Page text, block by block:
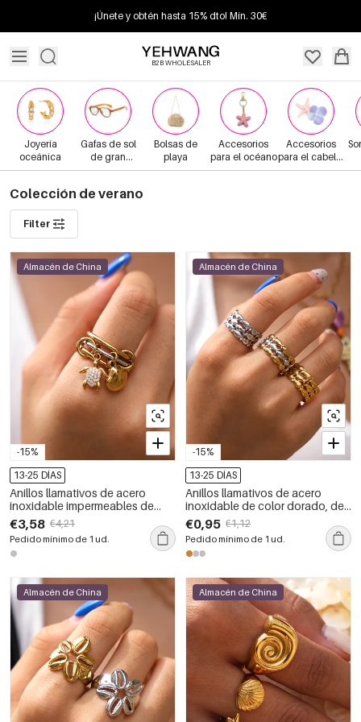
¡Únete y obtén hasta 15% dto! Mín. 30€
B2B WHOLESALER
Joyería
oceánica
Gafas de sol
de gran
tamaño
Bolsas de
playa
Accesorios
para el océano
Accesorios
para el cabello
de verano
Colección de verano
Filter
-15%
Almacén de China
13-25 DÍAS
Anillos llamativos de acero
inoxidable impermeables de
color dorado de la serie Simple
Daily Animal Shell.
€3,58 €4,21
Pedido mínimo de 1 ud.
-15%
Almacén de China
13-25 DÍAS
Anillos llamativos de acero
inoxidable de color dorado, de
forma irregular y diseño sencillo,
de la serie Simple Daily.
€0,95 €1,12
Pedido mínimo de 1 ud.
Almacén de China Almacén de China